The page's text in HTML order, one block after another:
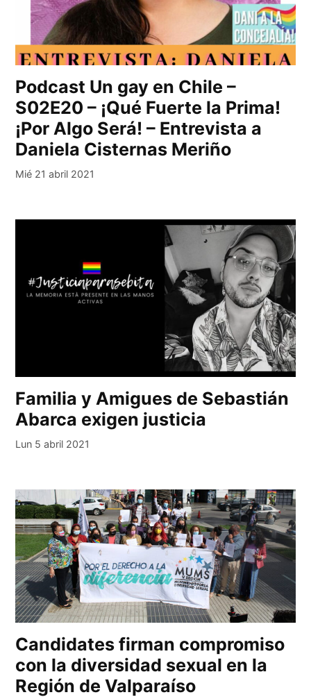
Podcast Un gay en Chile –
S02E20 – ¡Qué Fuerte la Prima!
¡Por Algo Será! – Entrevista a
Daniela Cisternas Meriño
Mié 21 abril 2021
Familia y Amigues de Sebastián
Abarca exigen justicia
Lun 5 abril 2021
Candidates firman compromiso
con la diversidad sexual en la
Región de Valparaíso